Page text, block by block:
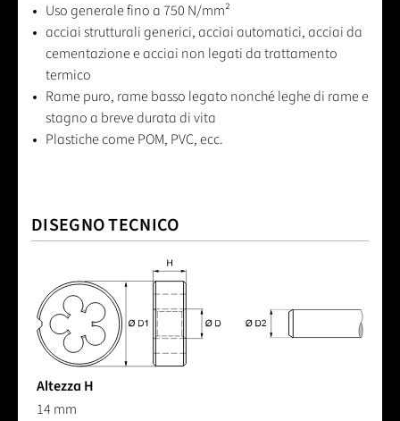
Uso generale fino a 750 N/mm²
acciai strutturali generici, acciai automatici, acciai da
cementazione e acciai non legati da trattamento
termico
Rame puro, rame basso legato nonché leghe di rame e
stagno a breve durata di vita
Plastiche come POM, PVC, ecc.
DISEGNO TECNICO
Altezza H
14 mm